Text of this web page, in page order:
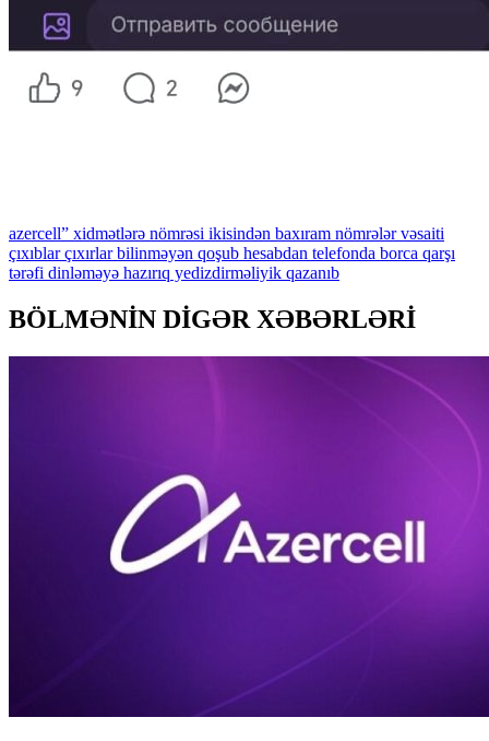
azercell” xidmətlərə nömrəsi ikisindən baxıram nömrələrvəsaiti
çıxıblarçıxırlarbilinməyən qoşub hesabdan telefonda borca qarşı
tərəfi dinləməyə hazırıq yedizdirməliyik qazanıb
BÖLMƏNİN DİGƏR XƏBƏRLƏRİ